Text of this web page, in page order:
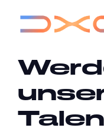
Karriere
Über uns